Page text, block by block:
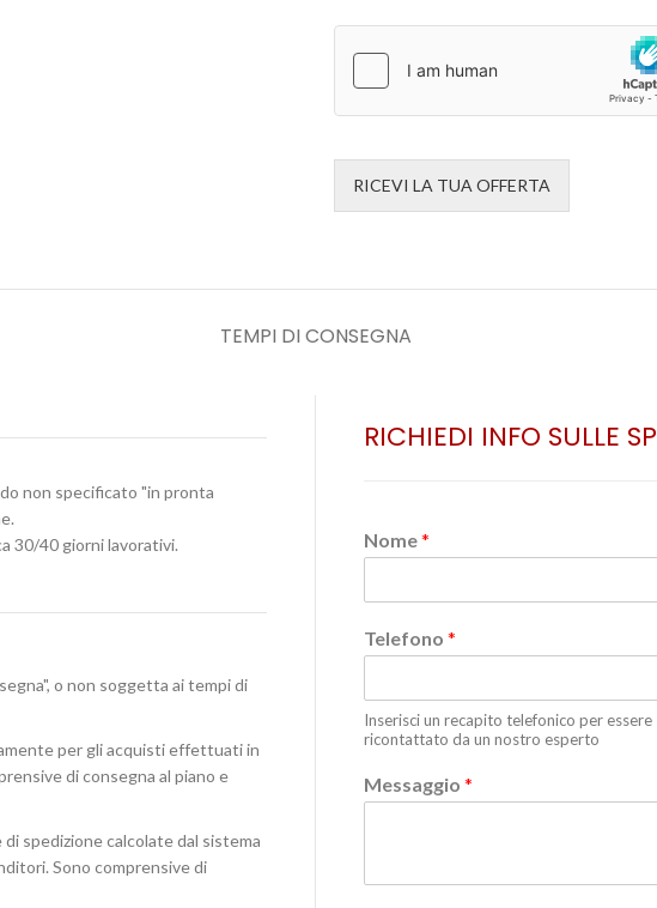
RICEVI LA TUA OFFERTA
TEMPI DI CONSEGNA
non specificato "in pronta
30/40 giorni lavorativi.
o non soggetta ai tempi di
per gli acquisti effettuati in
di consegna al piano e
spedizione calcolate dal sistema
Sono comprensive di
RICHIEDI INFO SULLE
Nome*
Telefono *
Inserisci un recapito telefonico per essere
ricontattato da un nostro esperto
Messaggio *